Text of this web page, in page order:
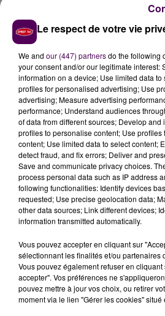
SAINT-CALAIS SORT DU
A Saint-Calais,
notablement améliorésdonc il
raisons de maintenir cette
Dallennes. La commune n’est
par le port du masque
"On regarde régulièrement
évoluent et ça nous amène à
nouvelles mesures soit,
Saint-Calais, à retirer des
préfet de la Sarthe.
Le respect de votre vie
We and our (447) partnersdo the following
your consent and/or our legitimate interest:
information on a device; Use limited data
profiles for personalised advertising; Use
advertising; Measure advertising
performance; Understand audiences
of data from different sources; Develop
profiles to personalise content; Use profiles
content; Use limited data to select content;
detect fraud, and fix errors; Deliver and
Save and communicate privacy choices.
process personal data such as IP address
following functionalities: Identify devices
requested; Use precise geolocation data;
other data sources; Link different devices;
information transmitted automatically.
Vous pouvez accepter en cliquant sur
sélectionnant les finalités et/ou partenaires
Vous pouvez également refuser en
accepter". Vos préférences ne
pouvez mettre à jour vos choix, ou retirer
moment via le lien "Gérer les cookies"